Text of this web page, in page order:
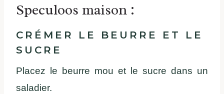
Speculoos maison :
CRÉMER LE BEURRE ET LE
SUCRE
Placez le beurre mou et le sucre dans un
saladier.